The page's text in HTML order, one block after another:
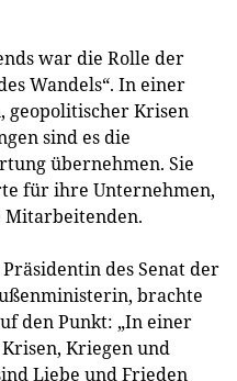
war die Rolle der
Wandels“. In einer
geopolitischer Krisen
sind es die
übernehmen. Sie
für ihre Unternehmen,
Mitarbeitenden.
des Senat der
brachte
den Punkt: „In einer
Kriegen und
Liebe und Frieden